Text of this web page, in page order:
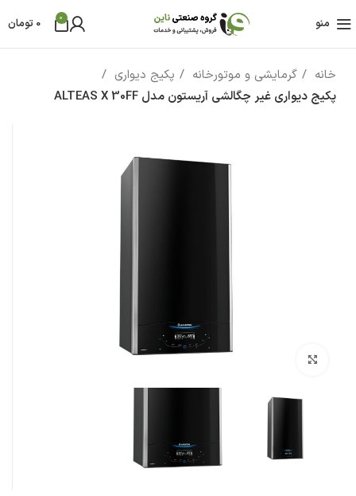
منو 0
0 تومان
خانه گرمایشی و موتورخانه
پکیج دیواری
پکیج دیواری غیر چگالشی آریستون مدل ALTEAS X 30FF